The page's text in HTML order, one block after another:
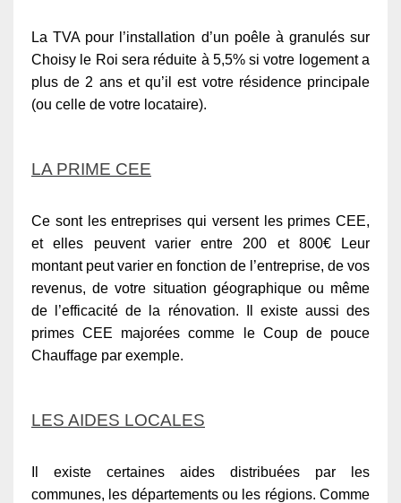
La TVA pour l’installation d’un poêle à granulés sur
Choisy le Roi sera réduite à 5,5% si votre logement a
plus de 2 ans et qu’il est votre résidence principale
(ou celle de votre locataire).
LA PRIME CEE
Ce sont les entreprises qui versent les primes CEE,
et elles peuvent varier entre 200 et 800€ Leur
montant peut varier en fonction de l’entreprise, de vos
revenus, de votre situation géographique ou même
de l’efficacité de la rénovation. Il existe aussi des
primes CEE majorées comme le Coup de pouce
Chauffage par exemple.
LES AIDES LOCALES
Il existe certaines aides distribuées par les
communes, les départements ou les régions. Comme